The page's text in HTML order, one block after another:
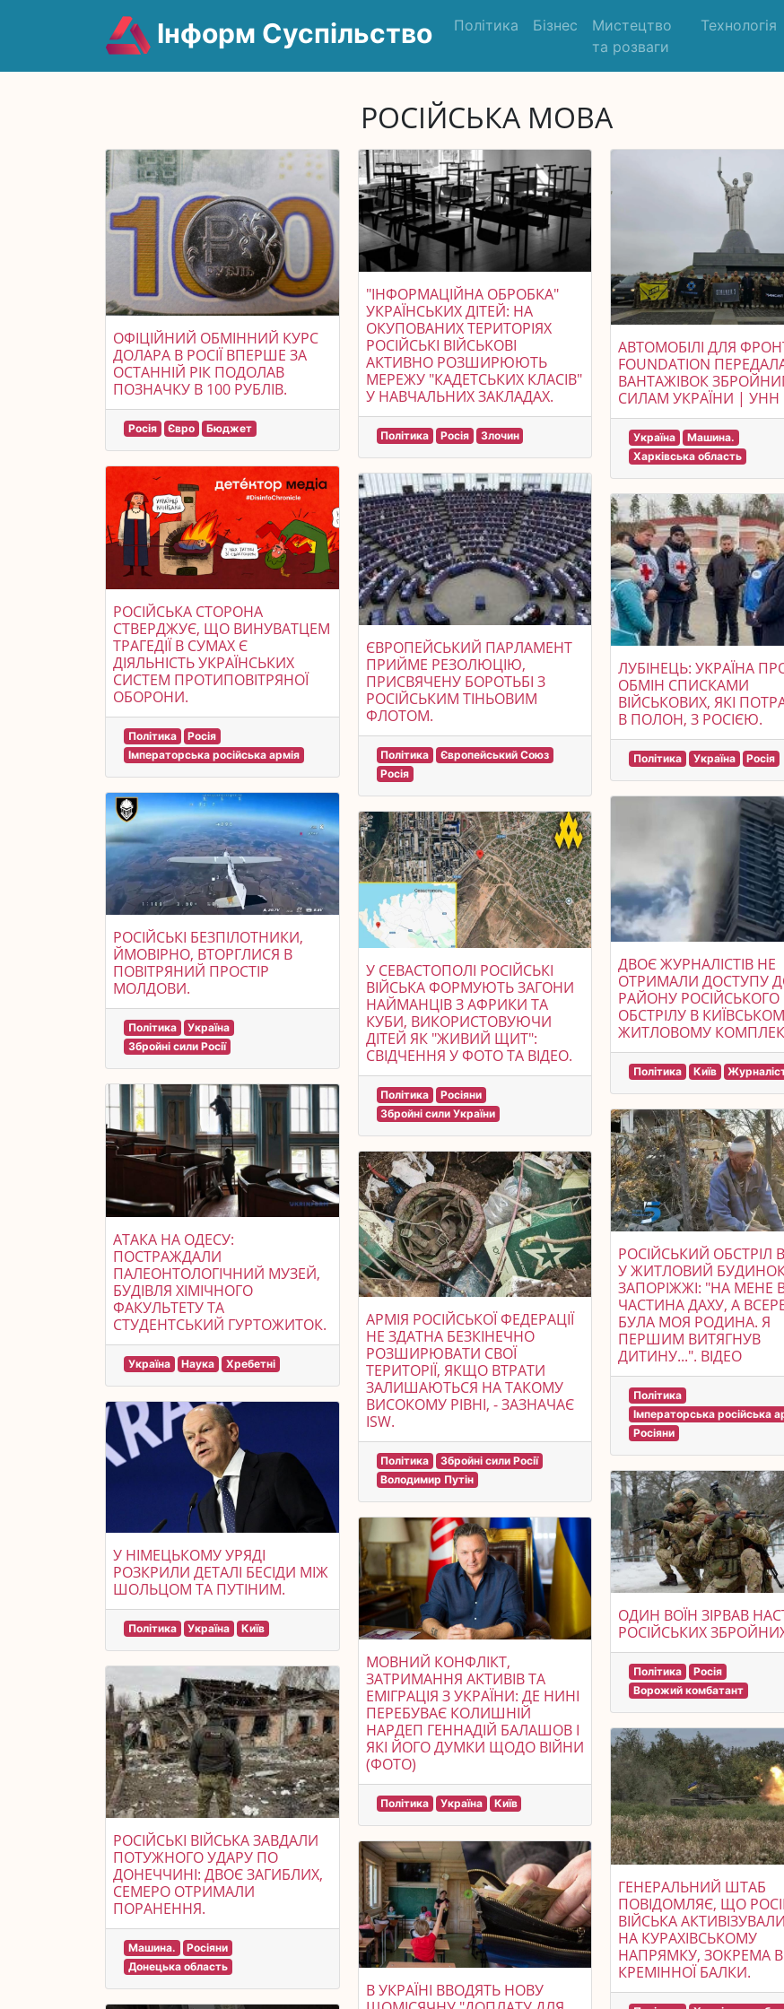
Інформ Суспільство Політика Бізнес
Мистецтво
та розваги
Технологія
РОСІЙСЬКА МОВА
ОФІЦІЙНИЙ ОБМІННИЙ КУРС
ДОЛАРА В РОСІЇ ВПЕРШЕ ЗА
ОСТАННІЙ РІК ПОДОЛАВ
ПОЗНАЧКУ В 100 РУБЛІВ.
Росія Євро Бюджет
РОСІЙСЬКА СТОРОНА
СТВЕРДЖУЄ, ЩО ВИНУВАТЦЕМ
ТРАГЕДІЇ В СУМАХ Є
ДІЯЛЬНІСТЬ УКРАЇНСЬКИХ
СИСТЕМ ПРОТИПОВІТРЯНОЇ
ОБОРОНИ.
Політика
Росія
Імператорська російська армія
РОСІЙСЬКІ БЕЗПІЛОТНИКИ,
ЙМОВІРНО, ВТОРГЛИСЯ В
ПОВІТРЯНИЙ ПРОСТІР
МОЛДОВИ.
Політика
Україна
Збройні сили Росії
АТАКА НА ОДЕСУ:
ПОСТРАЖДАЛИ
ПАЛЕОНТОЛОГІЧНИЙ МУЗЕЙ,
БУДІВЛЯ ХІМІЧНОГО
ФАКУЛЬТЕТУ ТА
СТУДЕНТСЬКИЙ ГУРТОЖИТОК.
Україна Наука Хребетні
У НІМЕЦЬКОМУ УРЯДІ
РОЗКРИЛИ ДЕТАЛІ БЕСІДИ МІЖ
ШОЛЬЦОМ ТА ПУТІНИМ.
Політика Україна Київ
РОСІЙСЬКІ ВІЙСЬКА ЗАВДАЛИ
ПОТУЖНОГО УДАРУ ПО
ДОНЕЧЧИНІ: ДВОЄ ЗАГИБЛИХ,
СЕМЕРО ОТРИМАЛИ
ПОРАНЕННЯ.
Машина.
Росіяни
Донецька область
"ІНФОРМАЦІЙНА ОБРОБКА"
УКРАЇНСЬКИХ ДІТЕЙ: НА
ОКУПОВАНИХ ТЕРИТОРІЯХ
РОСІЙСЬКІ ВІЙСЬКОВІ
АКТИВНО РОЗШИРЮЮТЬ
МЕРЕЖУ "КАДЕТСЬКИХ КЛАСІВ"
У НАВЧАЛЬНИХ ЗАКЛАДАХ.
Політика Росія Злочин
ЄВРОПЕЙСЬКИЙ ПАРЛАМЕНТ
ПРИЙМЕ РЕЗОЛЮЦІЮ,
ПРИСВЯЧЕНУ БОРОТЬБІ З
РОСІЙСЬКИМ ТІНЬОВИМ
ФЛОТОМ.
Політика
Європейський Союз
Росія
У СЕВАСТОПОЛІ РОСІЙСЬКІ
ВІЙСЬКА ФОРМУЮТЬ ЗАГОНИ
НАЙМАНЦІВ З АФРИКИ ТА
КУБИ, ВИКОРИСТОВУЮЧИ
ДІТЕЙ ЯК "ЖИВИЙ ЩИТ":
СВІДЧЕННЯ У ФОТО ТА ВІДЕО.
Політика
Росіяни
Збройні сили України
АРМІЯ РОСІЙСЬКОЇ ФЕДЕРАЦІЇ
НЕ ЗДАТНА БЕЗКІНЕЧНО
РОЗШИРЮВАТИ СВОЇ
ТЕРИТОРІЇ, ЯКЩО ВТРАТИ
ЗАЛИШАЮТЬСЯ НА ТАКОМУ
ВИСОКОМУ РІВНІ, - ЗАЗНАЧАЄ
ISW.
Політика
Збройні сили Росії
Володимир Путін
МОВНИЙ КОНФЛІКТ,
ЗАТРИМАННЯ АКТИВІВ ТА
ЕМІГРАЦІЯ З УКРАЇНИ: ДЕ НИНІ
ПЕРЕБУВАЄ КОЛИШНІЙ
НАРДЕП ГЕННАДІЙ БАЛАШОВ І
ЯКІ ЙОГО ДУМКИ ЩОДО ВІЙНИ
(ФОТО)
Політика Україна Київ
В УКРАЇНІ ВВОДЯТЬ НОВУ
АВТОМОБІЛІ ДЛЯ
FOUNDATION
ВАНТАЖІВОК
СИЛАМ УКРАЇНИ | УНН
Україна
Машина.
Харківська область
ЛУБІНЕЦЬ: УКРАЇНА
ОБМІН СПИСКАМИ
ВІЙСЬКОВИХ, ЯКІ
В ПОЛОН, З РОСІЄЮ.
Політика Україна Росія
ДВОЄ ЖУРНАЛІСТІВ НЕ
ОТРИМАЛИ ДОСТУПУ
РАЙОНУ РОСІЙСЬКОГО
ОБСТРІЛУ В
ЖИТЛОВОМУ
Політика Київ
РОСІЙСЬКИЙ ОБСТРІЛ
У ЖИТЛОВИЙ
ЗАПОРІЖЖІ: "НА МЕНЕ
ЧАСТИНА ДАХУ, А
БУЛА МОЯ РОДИНА. Я
ПЕРШИМ ВИТЯГНУВ
ДИТИНУ...". ВIДЕО
Політика
Імператорська російська
Росіяни
ОДИН ВОЇН ЗІРВАВ
РОСІЙСЬКИХ
Політика
Росія
Ворожий комбатант
ГЕНЕРАЛЬНИЙ ШТАБ
ПОВІДОМЛЯЄ, ЩО
ВІЙСЬКА
НА КУРАХІВСЬКОМУ
НАПРЯМКУ, ЗОКРЕМА В
КРЕМІННОЇ БАЛКИ.